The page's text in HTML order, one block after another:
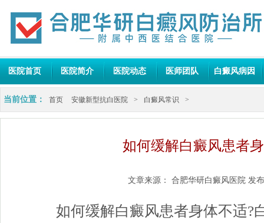
医院首页 医院简介 医院动态 医师团队 白癜风病因
当前位置： 首页 安徽新型抗白医院 > 白癜风常识 >
如何缓解白癜风患者
文章来源： 合肥华研白癜风医院 发
如何缓解白癜风患者身体不适?